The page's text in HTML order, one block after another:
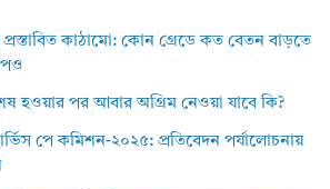
কাঠামো: কোন গ্রেডে কত বেতন বাড়তে
হওয়ার পর আবার অগ্রিম নেওয়া যাবে কি?
পে কমিশন-২০২৫: প্রতিবেদন পর্যালোচনায়